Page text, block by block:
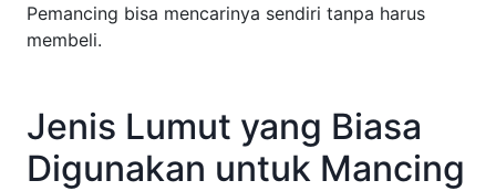
Pemancing bisa mencarinya sendiri tanpa harus
membeli.
Jenis Lumut yang Biasa
Digunakan untuk Mancing